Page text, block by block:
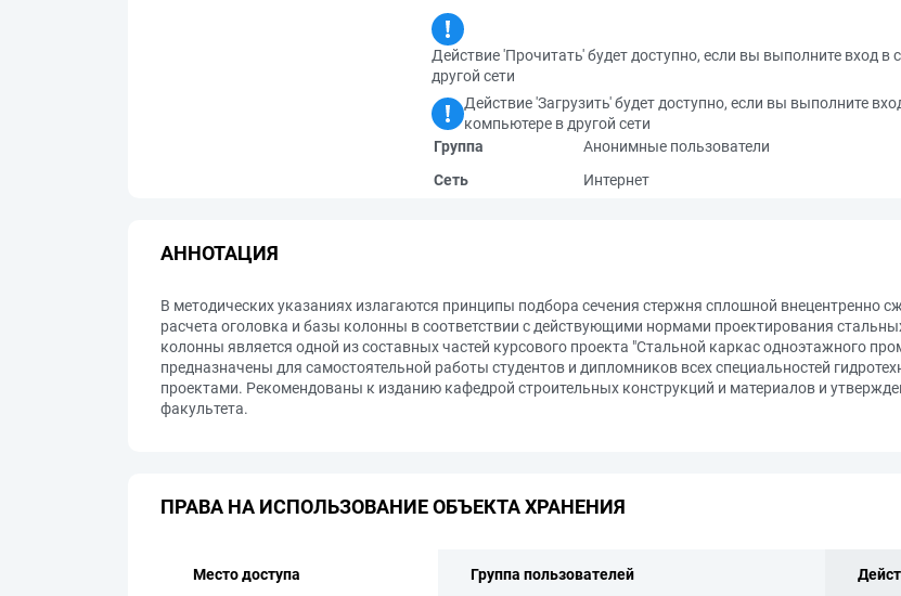
Действие 'Прочитать' будет доступно, если вы выполните вход в
другой сети
Действие 'Загрузить' будет доступно, если вы выполните
компьютере в другой сети
Группа
Анонимные пользователи
Сеть
Интернет
АННОТАЦИЯ
В методических указаниях излагаются принципы подбора сечения стержня сплошной внецентренно
расчета оголовка и базы колонны в соответствии с действующими нормами проектирования
колонны является одной из составных частей курсового проекта "Стальной каркас одноэтажного
предназначены для самостоятельной работы студентов и дипломников всех специальностей
проектами. Рекомендованы к изданию кафедрой строительных конструкций и материалов и
факультета.
ПРАВА НА ИСПОЛЬЗОВАНИЕ ОБЪЕКТА ХРАНЕНИЯ
Место доступа Группа пользователей